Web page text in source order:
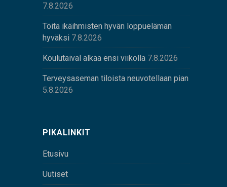
7.8.2026
Töitä ikäihmisten hyvän loppuelämän
hyväksi 7.8.2026
Koulutaival alkaa ensi viikolla 7.8.2026
Terveysaseman tiloista neuvotellaan pian
5.8.2026
PIKALINKIT
Etusivu
Uutiset